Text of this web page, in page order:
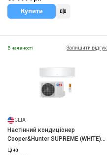
Купити
В наявності Залишити відгук
США
Настінний кондиціонер
Cooper&Hunter SUPREME (WHITE)
CH-S12FTXAM2S-WP
Ціна